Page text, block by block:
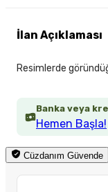
Banka veya
Hemen Başla!
Cüzdanım Güvende
İlan Açıklaması
Resimlerde